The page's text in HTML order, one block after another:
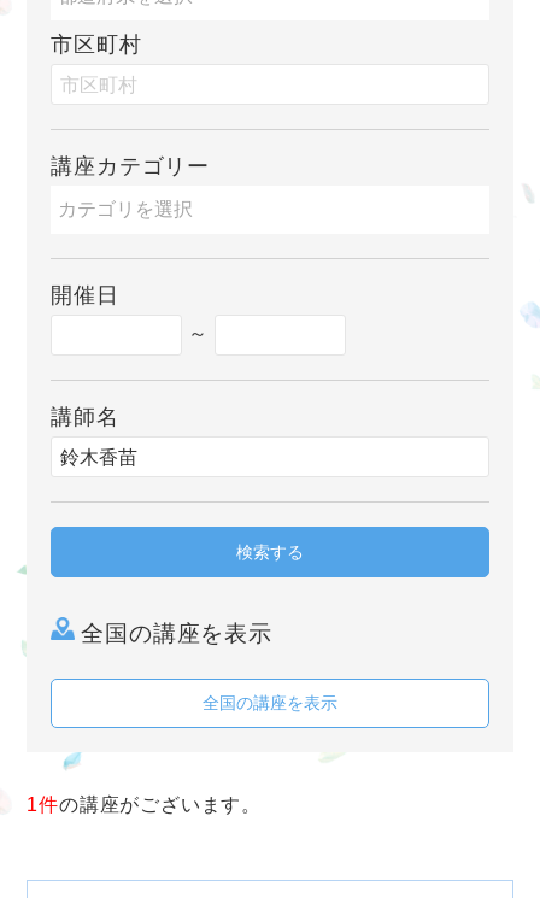
市区町村
講座カテゴリー
開催日
～
講師名
検索する
全国の講座を表示
全国の講座を表示
1件の講座がございます。